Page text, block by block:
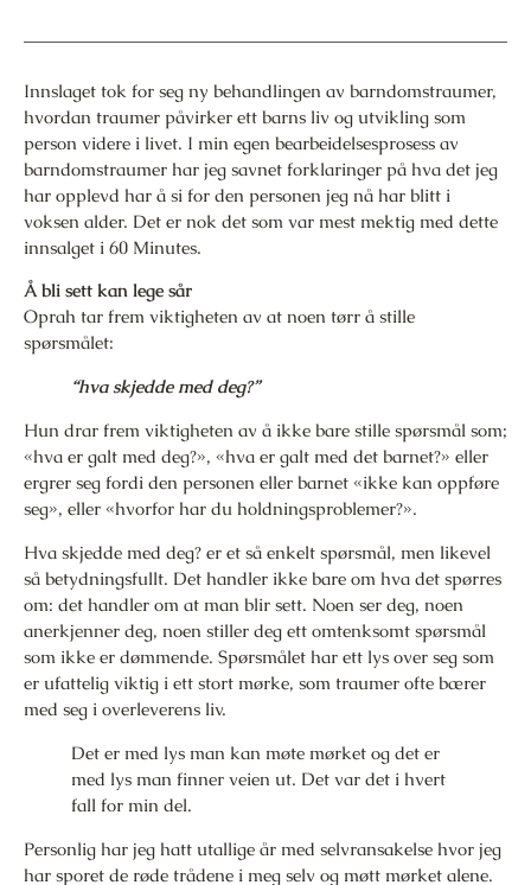
Innslaget tok for seg ny behandlingen av barndomstraumer,
hvordan traumer påvirker ett barns liv og utvikling som
person videre i livet. I min egen bearbeidelsesprosess av
barndomstraumer har jeg savnet forklaringer på hva det jeg
har opplevd har å si for den personen jeg nå har blitt i
voksen alder. Det er nok det som var mest mektig med dette
innsalget i 60 Minutes.
Å bli sett kan lege sår
Oprah tar frem viktigheten av at noen tørr å stille
spørsmålet:
“hva skjedde med deg?”
Hun drar frem viktigheten av å ikke bare stille spørsmål som;
«hva er galt med deg?», «hva er galt med det barnet?» eller
ergrer seg fordi den personen eller barnet «ikke kan oppføre
seg», eller «hvorfor har du holdningsproblemer?».
Hva skjedde med deg? er et så enkelt spørsmål, men likevel
så betydningsfullt. Det handler ikke bare om hva det spørres
om: det handler om at man blir sett. Noen ser deg, noen
anerkjenner deg, noen stiller deg ett omtenksomt spørsmål
som ikke er dømmende. Spørsmålet har ett lys over seg som
er ufattelig viktig i ett stort mørke, som traumer ofte bærer
med seg i overleverens liv.
Det er med lys man kan møte mørket og det er
med lys man finner veien ut. Det var det i hvert
fall for min del.
Personlig har jeg hatt utallige år med selvransakelse hvor jeg
har sporet de røde trådene i meg selv og møtt mørket alene.